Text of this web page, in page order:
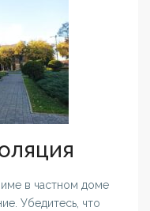
в частном доме
Убедитесь, что